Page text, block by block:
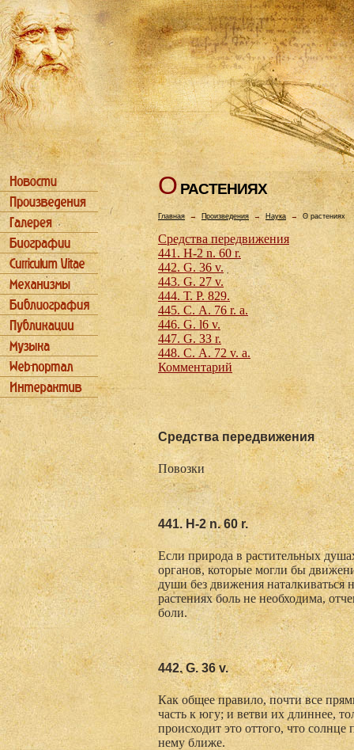
О РАСТЕHИЯХ
Главная→ Произведения → Наука →О растениях
Средства передвижения
441. Н-2 n. 60 r.
442. G. 36 v.
443. G. 27 v.
444. Т. Р. 829.
445. С. А. 76 r. а.
446. G. l6 v.
447. G. ЗЗ r.
448. С. А. 72 v. a.
Комментарий
Средства передвижения
Повозки
441. Н-2 n. 60 r.
Если природа в растительных
органов, которые могли бы
души без движения
растениях боль не необходима,
боли.
442. G. 36 v.
Как общее правило, почти все
часть к югу; и ветви их длиннее,
происходит это оттого, что солнце
нему ближе.